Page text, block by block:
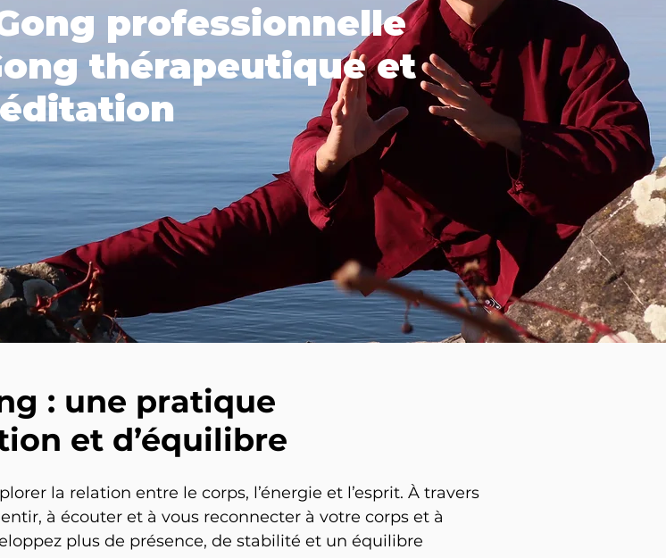
professionnelle
thérapeutique et
: une pratique
et d’équilibre
la relation entre le corps, l’énergie et l’esprit. À travers
à écouter et à vous reconnecter à votre corps et à
plus de présence, de stabilité et un équilibre